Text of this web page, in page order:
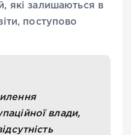
які залишаються в
поступово
влади,